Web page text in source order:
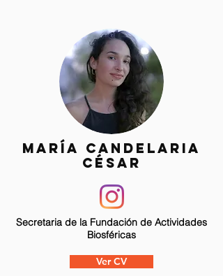
MARÍA cANDELARIA
CÉSAR
Secretaria de la Fundación de Actividades
Biosféricas
Ver CV